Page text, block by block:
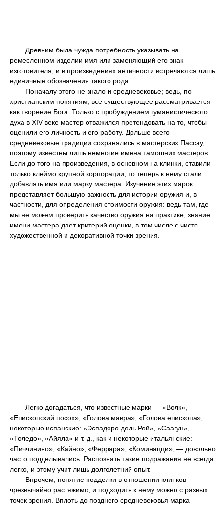
Древним была чужда потребность указывать на
ремесленном изделии имя или заменяющий его знак
изготовителя, и в произведениях античности встречаются лишь
единичные обозначения такого рода.
Поначалу этого не знало и средневековье; ведь, по
христианским понятиям, все существующее рассматривается
как творение Бога. Только с пробуждением гуманистического
духа в XIV веке мастер отважился претендовать на то, чтобы
оценили его личность и его работу. Дольше всего
средневековые традиции сохранялись в мастерских Пассау,
поэтому известны лишь немногие имена тамошних мастеров.
Если до того на произведения, в основном на клинки, ставили
только клеймо крупной корпорации, то теперь к нему стали
добавлять имя или марку мастера. Изучение этих марок
представляет большую важность для истории оружия и, в
частности, для определения стоимости оружия: ведь там, где
мы не можем проверить качество оружия на практике, знание
имени мастера дает критерий оценки, в том числе с чисто
художественной и декоративной точки зрения.
Легко догадаться, что известные марки — «Волк»,
«Епископский посох», «Голова мавра», «Голова епископа»,
некоторые испанские: «Эспадеро дель Рей», «Саагун»,
«Толедо», «Айяла» и т. д., как и некоторые итальянские:
«Пиччинино», «Кайно», «Феррара», «Коминацци», — довольно
часто подделывались. Распознать такие подражания не всегда
легко, и этому учит лишь долголетний опыт.
Впрочем, понятие подделки в отношении клинков
чрезвычайно растяжимо, и подходить к нему можно с разных
точек зрения. Вплоть до позднего средневековья марка